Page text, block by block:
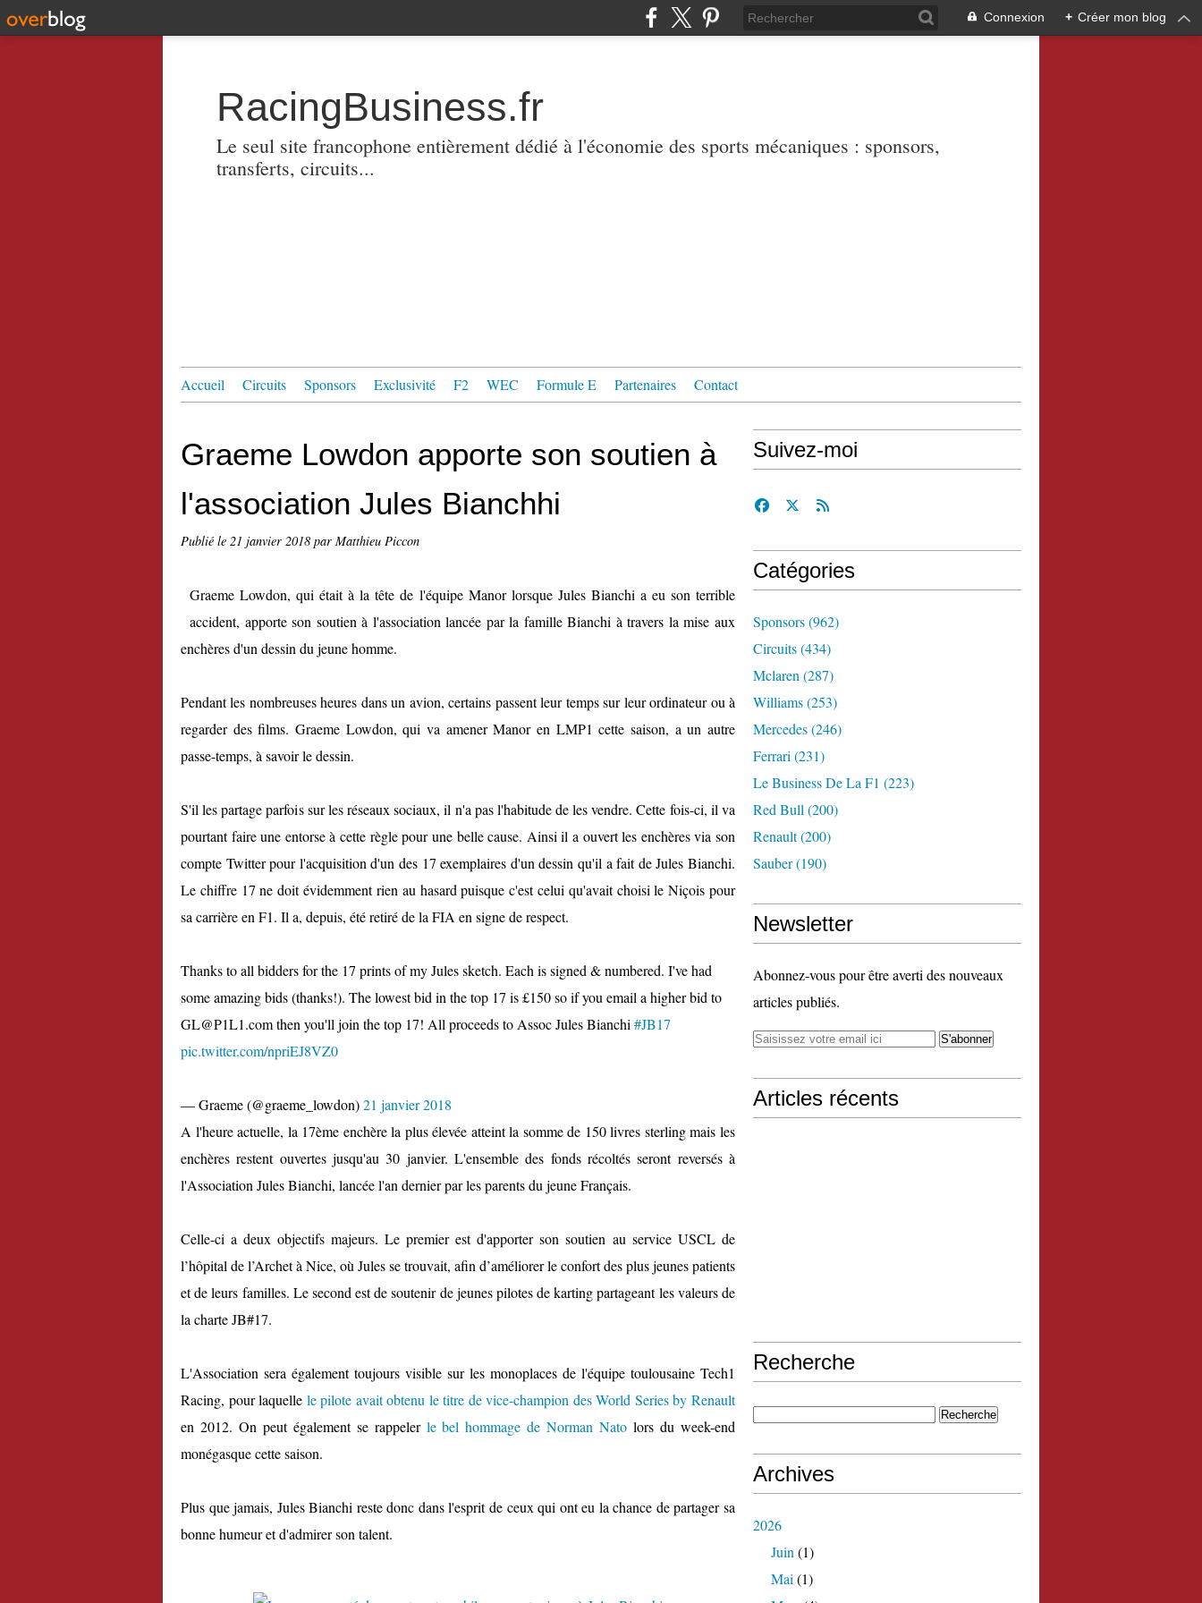
Connexion + Créer mon blog
RacingBusiness.fr
Le seul site francophone entièrement dédié à l'économie des sports mécaniques : sponsors,
transferts, circuits...
Accueil Circuits Sponsors Exclusivité F2 WEC Formule E Partenaires Contact
Graeme Lowdon apporte son soutien à
l'association Jules Bianchhi
Publié le 21 janvier 2018 par Matthieu Piccon
Graeme Lowdon, qui était à la tête de l'équipe Manor lorsque Jules Bianchi a eu son terrible
accident, apporte son soutien à l'association lancée par la famille Bianchi à travers la mise aux
enchères d'un dessin du jeune homme.
Pendant les nombreuses heures dans un avion, certains passent leur temps sur leur ordinateur ou à
regarder des films. Graeme Lowdon, qui va amener Manor en LMP1 cette saison, a un autre
passe-temps, à savoir le dessin.
S'il les partage parfois sur les réseaux sociaux, il n'a pas l'habitude de les vendre. Cette fois-ci, il va
pourtant faire une entorse à cette règle pour une belle cause. Ainsi il a ouvert les enchères via son
compte Twitter pour l'acquisition d'un des 17 exemplaires d'un dessin qu'il a fait de Jules Bianchi.
Le chiffre 17 ne doit évidemment rien au hasard puisque c'est celui qu'avait choisi le Niçois pour
sa carrière en F1. Il a, depuis, été retiré de la FIA en signe de respect.
Thanks to all bidders for the 17 prints of my Jules sketch. Each is signed & numbered. I've had
some amazing bids (thanks!). The lowest bid in the top 17 is £150 so if you email a higher bid to
GL@P1L1.com then you'll join the top 17! All proceeds to Assoc Jules Bianchi #JB17
pic.twitter.com/npriEJ8VZ0
— Graeme (@graeme_lowdon)21 janvier 2018
A l'heure actuelle, la 17ème enchère la plus élevée atteint la somme de 150 livres sterling mais les
enchères restent ouvertes jusqu'au 30 janvier. L'ensemble des fonds récoltés seront reversés à
l'Association Jules Bianchi, lancée l'an dernier par les parents du jeune Français.
Celle-ci a deux objectifs majeurs. Le premier est d'apporter son soutien au service USCL de
l’hôpital de l’Archet à Nice, où Jules se trouvait, afin d’améliorer le confort des plus jeunes patients
et de leurs familles. Le second est de soutenir de jeunes pilotes de karting partageant les valeurs de
la charte JB#17.
L'Association sera également toujours visible sur les monoplaces de l'équipe toulousaine Tech1
Racing, pour laquelle le pilote avait obtenu le titre de vice-champion des World Series by Renault
en 2012. On peut également se rappeler le bel hommage de Norman Nato lors du week-end
monégasque cette saison.
Plus que jamais, Jules Bianchi reste donc dans l'esprit de ceux qui ont eu la chance de partager sa
bonne humeur et d'admirer son talent.
Suivez-moi
Catégories
Sponsors(962)
Circuits(434)
Mclaren (287)
Williams(253)
Mercedes(246)
Ferrari (231)
Le Business De La F1 (223)
Red Bull (200)
Renault(200)
Sauber(190)
Newsletter
Abonnez-vous pour être averti des nouveaux
articles publiés.
Articles récents
Recherche
Archives
2026
Juin (1)
Mai (1)